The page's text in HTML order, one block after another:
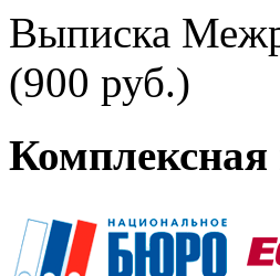
Выписка
(900 руб.)